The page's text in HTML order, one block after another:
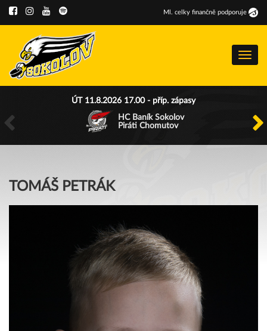
Ml . celky finančně podporuje
Menu
ÚT 11.8.2026 17.00 - příp. zápasy
HC Baník Sokolov
Piráti Chomutov
TOMÁŠ PETRÁK